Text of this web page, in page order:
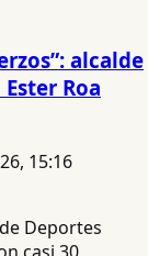
alcalde
Roa
15:16